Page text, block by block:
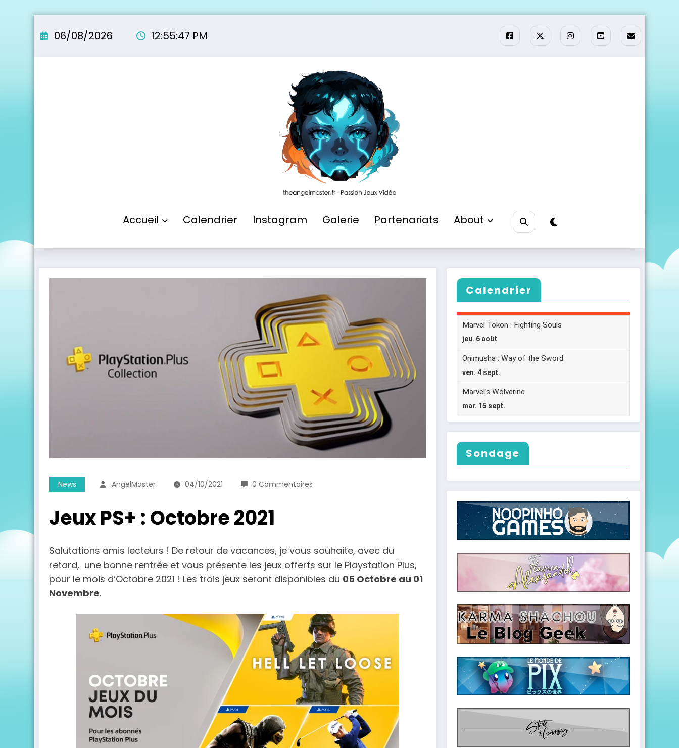
au
06/08/2026 12:55:48 PM
Accueil Calendrier Instagram Galerie Partenariats About
News AngelMaster 04/10/2021 0 Commentaires
Jeux PS+ : Octobre 2021
Salutations amis lecteurs ! De retour de vacances, je vous souhaite, avec du
retard, une bonne rentrée et vous présente les jeux offerts sur le Playstation Plus,
pour le mois d’Octobre 2021 ! Les trois jeux seront disponibles du 05 Octobre au 01
Novembre.
Calendrier
Sondage